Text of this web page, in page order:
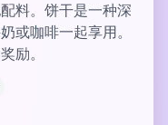
料。饼干是一种深
或咖啡一起享用。
励。